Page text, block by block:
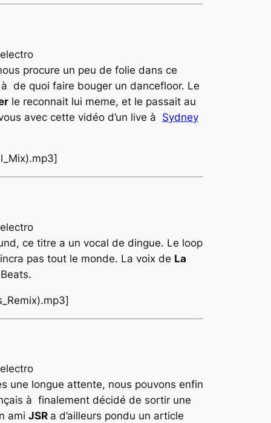
procure un peu de folie dans ce
de quoi faire bouger un dancefloor. Le
le reconnait lui meme, et le passait au
avec cette vidéo d’un live à Sydney
, ce titre a un vocal de dingue. Le loop
pas tout le monde. La voix de La
une longue attente, nous pouvons enfin
à finalement décidé de sortir une
ami JSR a d’ailleurs pondu un article